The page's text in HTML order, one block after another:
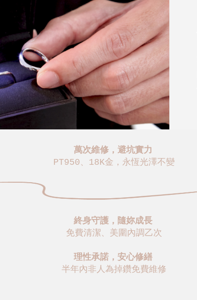
萬次維修，避坑實力
PT950、18K金，永恆光澤不變
終身守護，隨妳成長
免費清潔、美圍內調乙次
理性承諾，安心修繕
半年內非人為掉鑽免費維修